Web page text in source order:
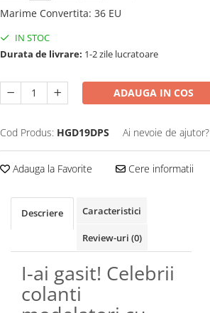
Marime Convertita: 36 EU
IN STOC
Durata de livrare: 1-2 zile lucratoare
ADAUGA IN COS
Cod Produs: HGD19DPS Ai nevoie de ajutor?
Adauga la Favorite Cere informatii
Descriere Caracteristici
Review-uri (0)
I-ai gasit! Celebrii
colanti